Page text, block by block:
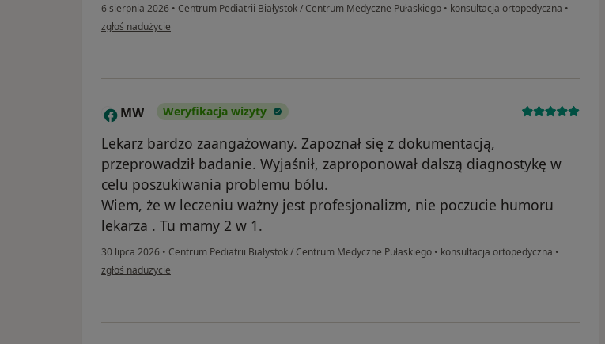
6 sierpnia 2026 • Centrum Pediatrii Białystok / Centrum Medyczne Pułaskiego • konsultacja ortopedyczna •
w opinii użytkownika Agata
zgłoś nadużycie
M MW Weryfikacja wizyty
Lekarz bardzo zaangażowany. Zapoznał się z dokumentacją,
przeprowadził badanie. Wyjaśnił, zaproponował dalszą diagnostykę w
celu poszukiwania problemu bólu.
Wiem, że w leczeniu ważny jest profesjonalizm, nie poczucie humoru
lekarza . Tu mamy 2 w 1.
30 lipca 2026 • Centrum Pediatrii Białystok / Centrum Medyczne Pułaskiego • konsultacja ortopedyczna •
w opinii użytkownika MW
zgłoś nadużycie